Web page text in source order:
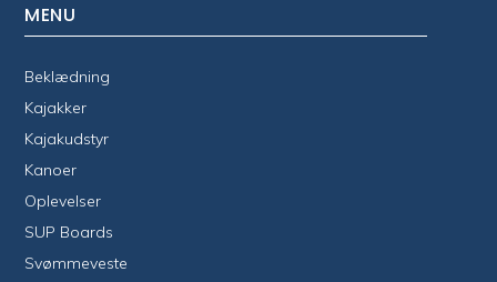
MENU
Beklædning
Kajakker
Kajakudstyr
Kanoer
Oplevelser
SUP Boards
Svømmeveste